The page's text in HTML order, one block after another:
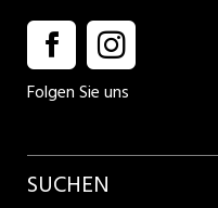
Folgen Sie uns
SUCHEN